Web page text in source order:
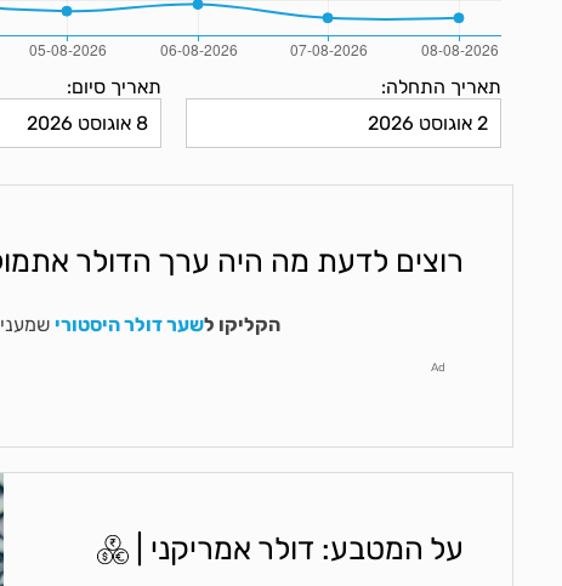
תאריך התחלה: תאריך סיום:
רוצים לדעת מה היה ערך הדולר
הקליקו לשער דולר היסטורי
Ad
על המטבע: דולר אמריקני |